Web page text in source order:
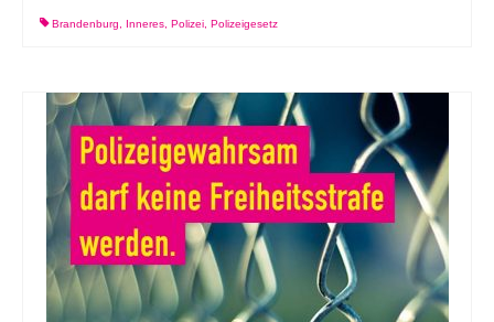
Brandenburg Inneres Polizei Polizeigesetz